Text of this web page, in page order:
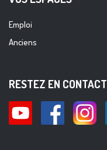
Emploi
Anciens
RESTEZ EN CONTACT